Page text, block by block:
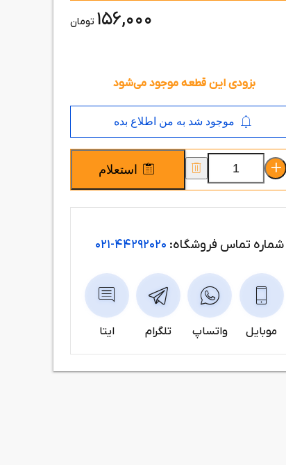
156,000 تومان
بزودی این قطعه موجود می‌شود
موجود شد به من اطلاع بده
استعلام
شماره تماس فروشگاه: 44292020-021
موبایل واتساپ تلگرام ایتا